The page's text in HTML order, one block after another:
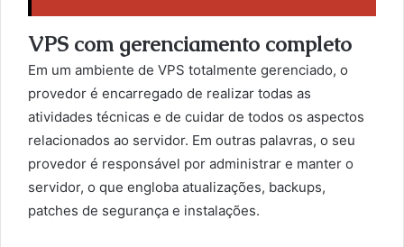
VPS com gerenciamento completo
Em um ambiente de VPS totalmente gerenciado, o
provedor é encarregado de realizar todas as
atividades técnicas e de cuidar de todos os aspectos
relacionados ao servidor. Em outras palavras, o seu
provedor é responsável por administrar e manter o
servidor, o que engloba atualizações, backups,
patches de segurança e instalações.